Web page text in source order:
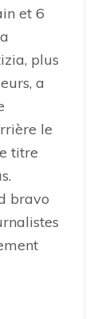
et 6
plus
a
le
titre
bravo